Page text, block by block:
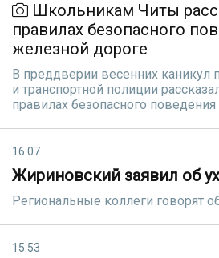
Школьникам Читы
правилах безопасного
железной дороге
В преддверии весенних каникул
и транспортной полиции
правилах безопасного
16:07
Жириновский заявил об
Региональные коллеги говорят
15:53